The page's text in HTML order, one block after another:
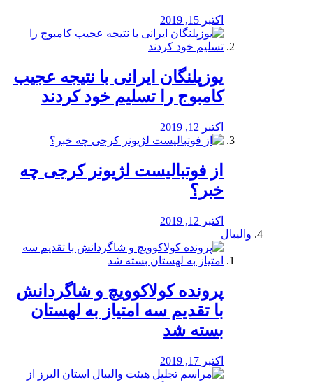
اکتبر 15, 2019
یوزپلنگان ایرانی با نتیجه عجیب
کامبوج را تسلیم خود کردند
اکتبر 12, 2019
از فوتبالیست لژیونر کرجی چه
خبر؟
اکتبر 12, 2019
والیبال
پرونده کولاکوویچ و شاگردانش
با تقدیم سه امتیاز به لهستان
بسته شد
اکتبر 17, 2019